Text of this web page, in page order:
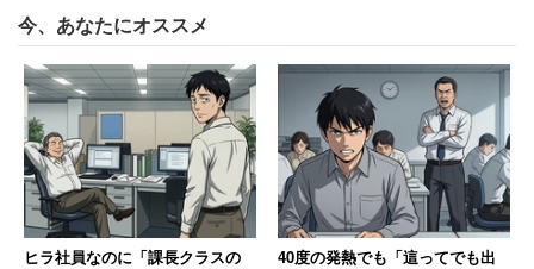
う悪循環になるのです。こういったことが積もり積もって
この先輩と仕事はしたくない！もう辞めようって思いまし
た」
と不満を吐露していた。
今、あなたにオススメ
ヒラ社員なのに「課長クラスの
40度の発熱でも「這ってでも出